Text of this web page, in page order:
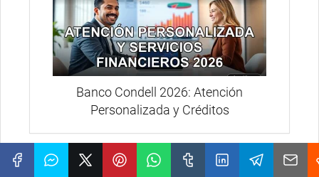
Banco Condell 2026: Atención
Personalizada y Créditos